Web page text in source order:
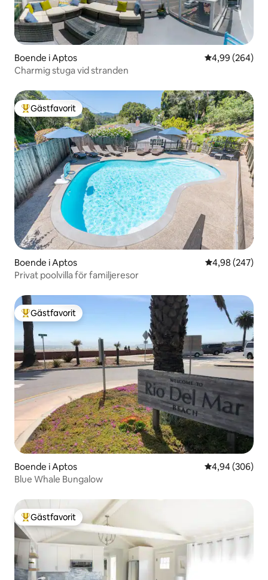
Boende i Aptos 4,99 av 5 i
4,99 (264)
Charmig stuga vid stranden
Populär gästfavorit
Gästfavorit
Boende i Aptos 4,98 av 5 i
4,98 (247)
Privat poolvilla för familjeresor
Populär gästfavorit
Gästfavorit
Boende i Aptos 4,94 av 5 i
4,94 (306)
Blue Whale Bungalow
Populär gästfavorit
Gästfavorit